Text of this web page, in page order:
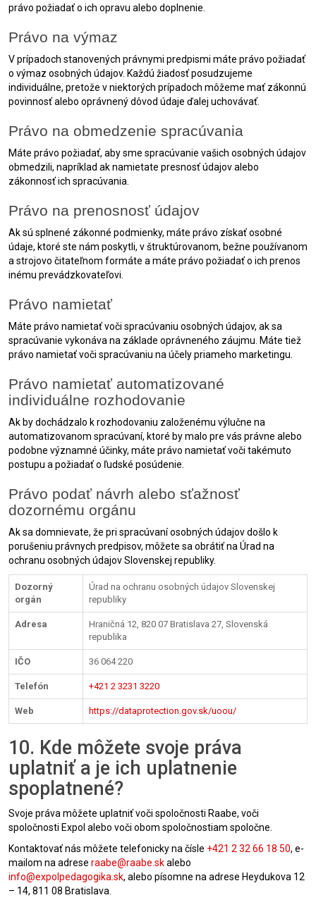
právo požiadať o ich opravu alebo doplnenie.
Právo na výmaz
V prípadoch stanovených právnymi predpismi máte právo požiadať
o výmaz osobných údajov. Každú žiadosť posudzujeme
individuálne, pretože v niektorých prípadoch môžeme mať zákonnú
povinnosť alebo oprávnený dôvod údaje ďalej uchovávať.
Právo na obmedzenie spracúvania
Máte právo požiadať, aby sme spracúvanie vašich osobných údajov
obmedzili, napríklad ak namietate presnosť údajov alebo
zákonnosť ich spracúvania.
Právo na prenosnosť údajov
Ak sú splnené zákonné podmienky, máte právo získať osobné
údaje, ktoré ste nám poskytli, v štruktúrovanom, bežne používanom
a strojovo čitateľnom formáte a máte právo požiadať o ich prenos
inému prevádzkovateľovi.
Právo namietať
Máte právo namietať voči spracúvaniu osobných údajov, ak sa
spracúvanie vykonáva na základe oprávneného záujmu. Máte tiež
právo namietať voči spracúvaniu na účely priameho marketingu.
Právo namietať automatizované
individuálne rozhodovanie
Ak by dochádzalo k rozhodovaniu založenému výlučne na
automatizovanom spracúvaní, ktoré by malo pre vás právne alebo
podobne významné účinky, máte právo namietať voči takémuto
postupu a požiadať o ľudské posúdenie.
Právo podať návrh alebo sťažnosť
dozornému orgánu
Ak sa domnievate, že pri spracúvaní osobných údajov došlo k
porušeniu právnych predpisov, môžete sa obrátiť na Úrad na
ochranu osobných údajov Slovenskej republiky.
Dozorný
orgán
Úrad na ochranu osobných údajov Slovenskej
republiky
Adresa
Hraničná 12, 820 07 Bratislava 27, Slovenská
republika
IČO 36 064 220
Telefón +421 2 3231 3220
Web https://dataprotection.gov.sk/uoou/
10. Kde môžete svoje práva
uplatniť a je ich uplatnenie
spoplatnené?
Svoje práva môžete uplatniť voči spoločnosti Raabe, voči
spoločnosti Expol alebo voči obom spoločnostiam spoločne.
Kontaktovať nás môžete telefonicky na čísle +421 2 32 66 18 50, e-
mailom na adrese raabe@raabe.skalebo
info@expolpedagogika.sk, alebo písomne na adrese Heydukova 12
– 14, 811 08 Bratislava.